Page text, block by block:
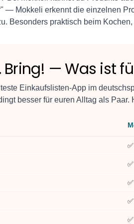
— Mokkeli erkennt die einzelnen
Besonders praktisch beim
Bring! — Was ist
Einkaufslisten-App im
besser für euren Alltag als
✅
✅
✅
✅
✅